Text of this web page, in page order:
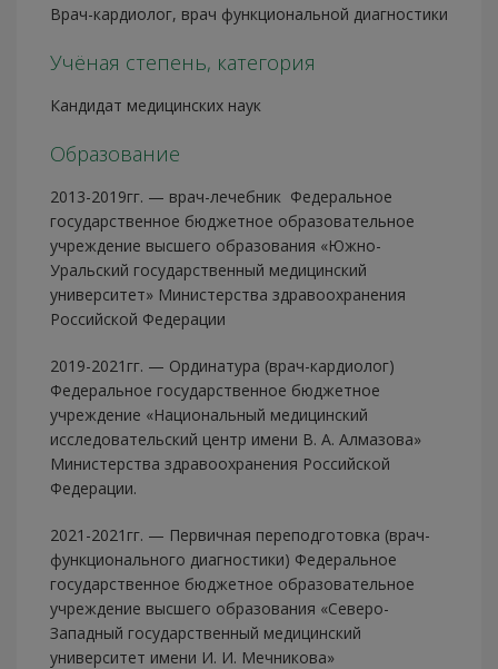
Врач-кардиолог, врач функциональной диагностики
Учёная степень, категория
Кандидат медицинских наук
Образование
2013-2019гг. — врач-лечебник Федеральное
государственное бюджетное образовательное
учреждение высшего образования «Южно-
Уральский государственный медицинский
университет» Министерства здравоохранения
Российской Федерации
2019-2021гг. — Ординатура (врач-кардиолог)
Федеральное государственное бюджетное
учреждение «Национальный медицинский
исследовательский центр имени В. А. Алмазова»
Министерства здравоохранения Российской
Федерации.
2021-2021гг. — Первичная переподготовка (врач-
функционального диагностики) Федеральное
государственное бюджетное образовательное
учреждение высшего образования «Северо-
Западный государственный медицинский
университет имени И. И. Мечникова»